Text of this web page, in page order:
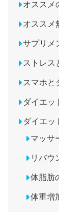
オススメ
オススメ
サプリメ
ストレス
スマホと
ダイエッ
ダイエッ
マッサ
リバウ
体脂肪
体重増